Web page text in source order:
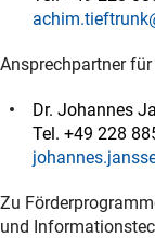
Ansprechpartner für
Dr. Johannes
Tel. +49 228
Zu
und